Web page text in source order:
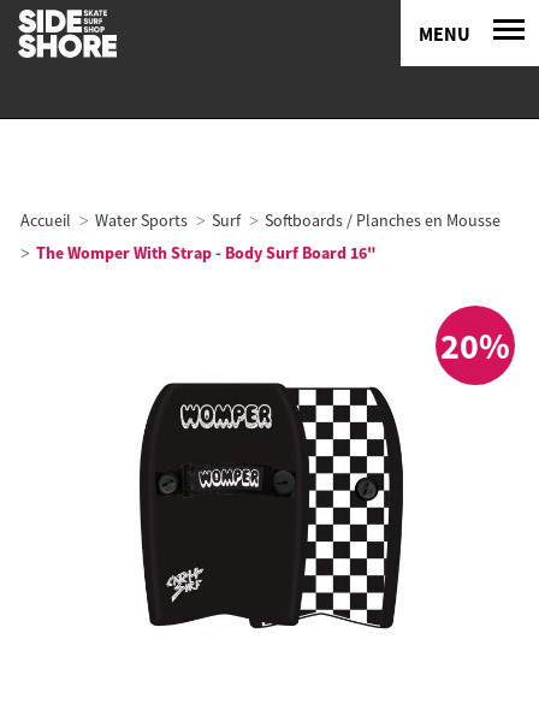
MENU
Accueil Water Sports Surf
Softboards / Planches en Mousse
The Womper With Strap - Body Surf Board 16"
20%